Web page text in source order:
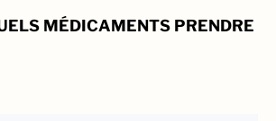
MÉDICAMENTS PRENDRE